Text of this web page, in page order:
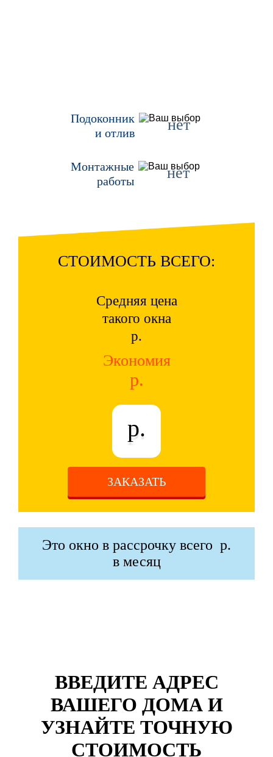
Подоконник
и отлив
нет
Монтажные
работы
нет
СТОИМОСТЬ ВСЕГО:
Средняя цена
такого окна
р.
Экономия
р.
р.
ЗАКАЗАТЬ
Это окно в рассрочку всего р.
в месяц
ВВЕДИТЕ АДРЕС
ВАШЕГО ДОМА И
УЗНАЙТЕ ТОЧНУЮ
СТОИМОСТЬ